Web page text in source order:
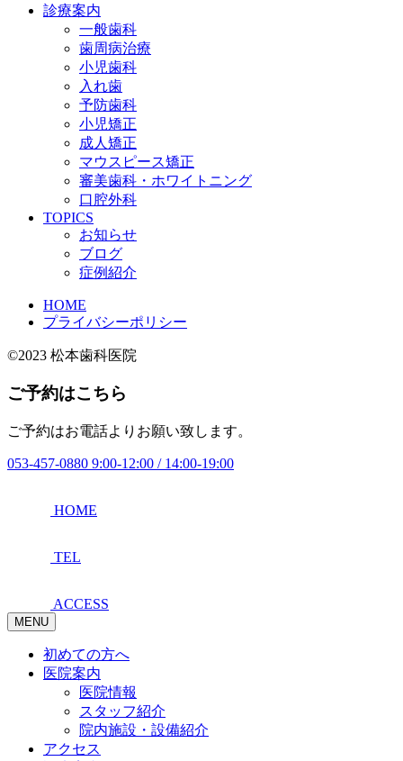
診療案内
一般歯科
歯周病治療
小児歯科
入れ歯
予防歯科
小児矯正
成人矯正
マウスピース矯正
審美歯科・ホワイトニング
口腔外科
TOPICS
お知らせ
ブログ
症例紹介
HOME
プライバシーポリシー
©2023 松本歯科医院
ご予約はこちら
ご予約はお電話よりお願い致します。
053-457-0880 9:00-12:00 / 14:00-19:00
HOME
TEL
ACCESS
MENU
初めての方へ
医院案内
医院情報
スタッフ紹介
院内施設・設備紹介
アクセス